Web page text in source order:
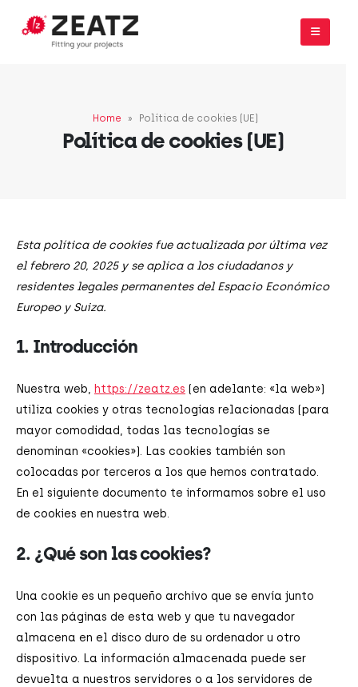
Home » Política de cookies (UE)
Política de cookies (UE)
Esta política de cookies fue actualizada por última vez
el febrero 20, 2025 y se aplica a los ciudadanos y
residentes legales permanentes del Espacio Económico
Europeo y Suiza.
1. Introducción
Nuestra web, https://zeatz.es (en adelante: «la web»)
utiliza cookies y otras tecnologías relacionadas (para
mayor comodidad, todas las tecnologías se
denominan «cookies»). Las cookies también son
colocadas por terceros a los que hemos contratado.
En el siguiente documento te informamos sobre el uso
de cookies en nuestra web.
2. ¿Qué son las cookies?
Una cookie es un pequeño archivo que se envía junto
con las páginas de esta web y que tu navegador
almacena en el disco duro de su ordenador u otro
dispositivo. La información almacenada puede ser
devuelta a nuestros servidores o a los servidores de